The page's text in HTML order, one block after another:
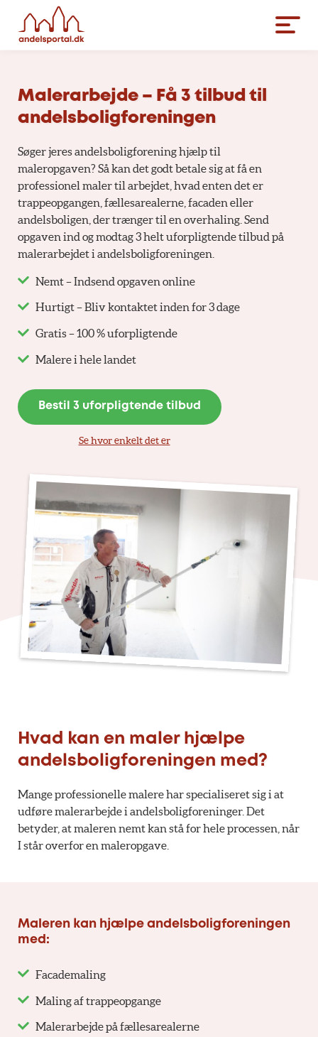
Malerarbejde – Få 3 tilbud til
andelsboligforeningen
Søger jeres andelsboligforening hjælp til
maleropgaven? Så kan det godt betale sig at få en
professionel maler til arbejdet, hvad enten det er
trappeopgangen, fællesarealerne, facaden eller
andelsboligen, der trænger til en overhaling. Send
opgaven ind og modtag 3 helt uforpligtende tilbud på
malerarbejdet i andelsboligforeningen.
Nemt – Indsend opgaven online
Hurtigt – Bliv kontaktet inden for 3 dage
Gratis – 100 % uforpligtende
Malere i hele landet
Bestil 3 uforpligtende tilbud
Se hvor enkelt det er
Hvad kan en maler hjælpe
andelsboligforeningen med?
Mange professionelle malere har specialiseret sig i at
udføre malerarbejde i andelsboligforeninger. Det
betyder, at maleren nemt kan stå for hele processen, når
I står overfor en maleropgave.
Maleren kan hjælpe andelsboligforeningen
med:
Facademaling
Maling af trappeopgange
Malerarbejde på fællesarealerne